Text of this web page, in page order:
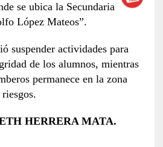
se ubica la Secundaria
López Mateos”.
suspender actividades para
de los alumnos, mientras
permanece en la zona
HERRERA MATA.